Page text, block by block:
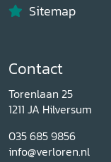
Sitemap
Contact
Torenlaan 25
1211 JA Hilversum
035 685 9856
info@verloren.nl